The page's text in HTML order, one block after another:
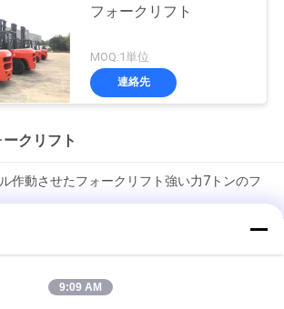
フォークリフト
MOQ:1単位
連絡先
クリフト
作動させたフォークリフト強い力7トンのフ
ゼル フォークリフトの完全な小屋の空気タ
プが付いている4トンのディーゼル フォーク
9:09 AM